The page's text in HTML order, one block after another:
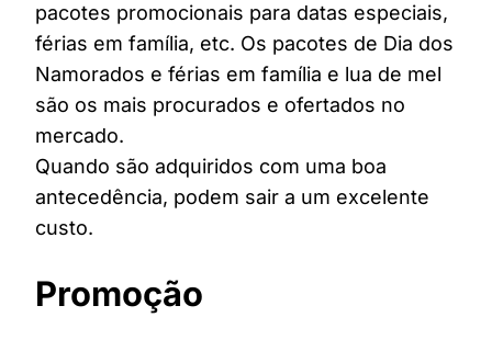
pacotes promocionais para datas especiais,
férias em família, etc. Os pacotes de Dia dos
Namorados e férias em família e lua de mel
são os mais procurados e ofertados no
mercado.
Quando são adquiridos com uma boa
antecedência, podem sair a um excelente
custo.
Promoção